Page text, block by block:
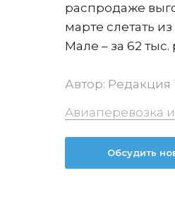
распродаже
марте слетать
Мале – за 62 тыс.
Автор: Редакция
Авиаперевозка
Обсудить